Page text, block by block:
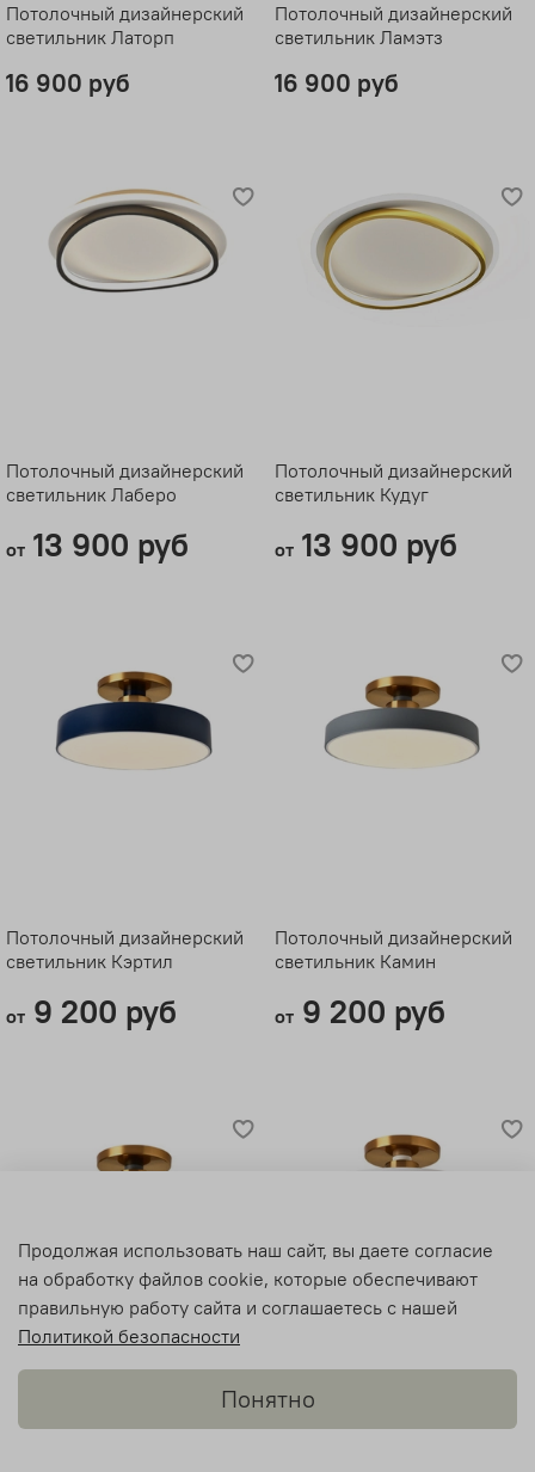
Потолочный дизайнерский
светильник Латорп
16 900 руб
Потолочный дизайнерский
светильник Ламэтз
16 900 руб
Потолочный дизайнерский
светильник Лаберо
от13 900 руб
Потолочный дизайнерский
светильник Кудуг
от13 900 руб
Потолочный дизайнерский
светильник Кэртил
от9 200 руб
Потолочный дизайнерский
светильник Камин
от9 200 руб
Потолочный дизайнерский
светильник Джианки
Потолочный дизайнерский
светильник Джейгана
Продолжая использовать наш сайт, вы даете согласие
на обработку файлов cookie, которые обеспечивают
правильную работу сайта и соглашаетесь с нашей
Политикой безопасности
Понятно